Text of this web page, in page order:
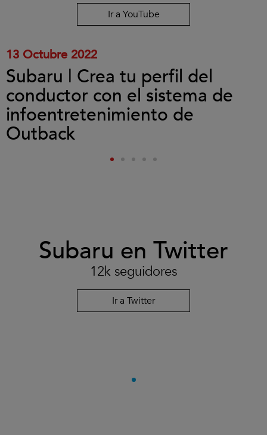
Ir a YouTube
13 Octubre 2022
Subaru | Crea tu perfil del
conductor con el sistema de
infoentretenimiento de
Outback
Subaru en Twitter
12k seguidores
Ir a Twitter